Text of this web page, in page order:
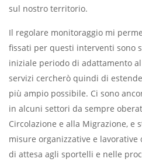
sul nostro territorio.
Il regolare monitoraggio mi
fissati per questi interventi sono
iniziale periodo di adattamento
servizi cercherò quindi di
più ampio possibile. Ci sono
in alcuni settori da sempre
Circolazione e alla Migrazione, e
misure organizzative e
di attesa agli sportelli e nelle